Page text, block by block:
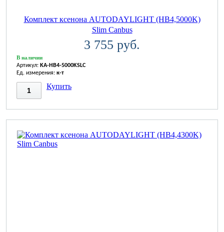
Комплект ксенона AUTODAYLIGHT (HB4,5000K)
Slim Canbus
3 755 руб.
В наличии
Артикул: KA-HB4-5000KSLC
Ед. измерения: к-т
Купить